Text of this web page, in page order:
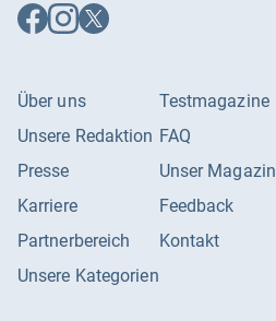
Auf
Facebook
Auf
Instagram
Auf
X
Über uns
Unsere Redaktion
Presse
Karriere
Partnerbereich
Unsere Kategorien
Testmagazine
FAQ
Unser Magazin
Feedback
Kontakt